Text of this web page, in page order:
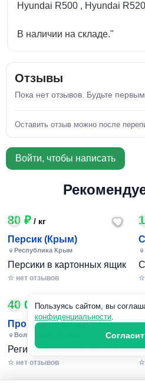
Hyundai R500 , Hyundai
В наличии на складе."
Отзывы
Пока нет отзывов. Будьте
Оставить отзыв можно после
Войти, чтобы написать
80 ₽ / кг
Персик (Крым)
Республика Крым
Персики в картонных ящиках
☆ нет отзывов ☆
40 000 ₽
Пропишу временно и
постоянно в Волжском
Волгоградская область
Регистрация граждан РФ.
☆ нет отзывов ☆
Пользуясь сайтом, вы
конфиденциальности.